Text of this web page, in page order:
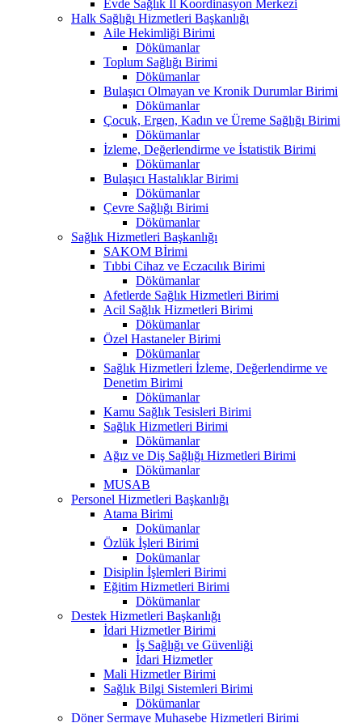
Evde Sağlık İl Koordinasyon Merkezi
Halk Sağlığı Hizmetleri Başkanlığı
Aile Hekimliği Birimi
Dökümanlar
Toplum Sağlığı Birimi
Dökümanlar
Bulaşıcı Olmayan ve Kronik Durumlar Birimi
Dökümanlar
Çocuk, Ergen, Kadın ve Üreme Sağlığı Birimi
Dökümanlar
İzleme, Değerlendirme ve İstatistik Birimi
Dökümanlar
Bulaşıcı Hastalıklar Birimi
Dökümanlar
Çevre Sağlığı Birimi
Dökümanlar
Sağlık Hizmetleri Başkanlığı
SAKOM Bİrimi
Tıbbi Cihaz ve Eczacılık Birimi
Dökümanlar
Afetlerde Sağlık Hizmetleri Birimi
Acil Sağlık Hizmetleri Birimi
Dökümanlar
Özel Hastaneler Birimi
Dökümanlar
Sağlık Hizmetleri İzleme, Değerlendirme ve
Denetim Birimi
Dökümanlar
Kamu Sağlık Tesisleri Birimi
Sağlık Hizmetleri Birimi
Dökümanlar
Ağız ve Diş Sağlığı Hizmetleri Birimi
Dökümanlar
MUSAB
Personel Hizmetleri Başkanlığı
Atama Birimi
Dokümanlar
Özlük İşleri Birimi
Dokümanlar
Disiplin İşlemleri Birimi
Eğitim Hizmetleri Birimi
Dökümanlar
Destek Hizmetleri Başkanlığı
İdari Hizmetler Birimi
İş Sağlığı ve Güvenliği
İdari Hizmetler
Mali Hizmetler Birimi
Sağlık Bilgi Sistemleri Birimi
Dökümanlar
Döner Sermaye Muhasebe Hizmetleri Birimi